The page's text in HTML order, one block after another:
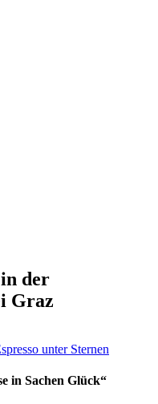
der
Graz
in Sachen Glück“